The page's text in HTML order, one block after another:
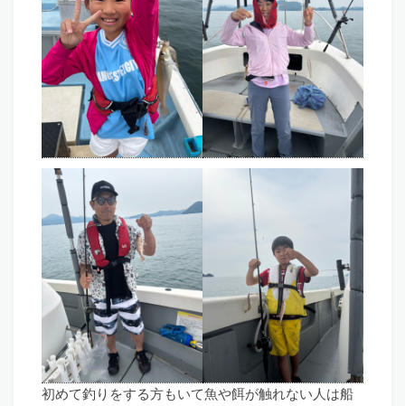
初めて釣りをする方もいて魚や餌が触れない人は船